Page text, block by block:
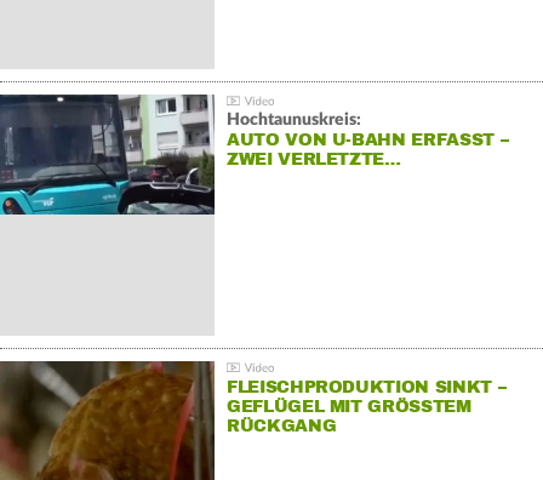
Hochtaunuskreis:
AUTO VON U-BAHN ERFASST –
ZWEI VERLETZTE…
FLEISCHPRODUKTION SINKT –
GEFLÜGEL MIT GRÖSSTEM R
ÜCKGANG